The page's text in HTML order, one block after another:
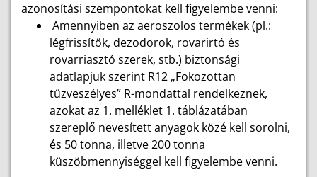
azonosítási szempontokat kell figyelembe venni:
Amennyiben az aeroszolos termékek (pl.:
légfrissítők, dezodorok, rovarirtó és
rovarriasztó szerek, stb.) biztonsági
adatlapjuk szerint R12 „Fokozottan
tűzveszélyes” R-mondattal rendelkeznek,
azokat az 1. melléklet 1. táblázatában
szereplő nevesített anyagok közé kell sorolni,
és 50 tonna, illetve 200 tonna
küszöbmennyiséggel kell figyelembe venni.